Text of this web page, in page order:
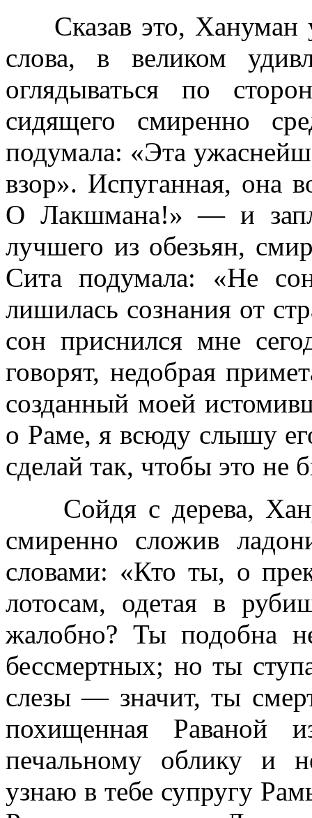
Сказав это, Хануман
слова, в великом
оглядываться по
сидящего смиренно
подумала: «Эта
взор». Испуганная, она
О Лакшмана!» — и
лучшего из обезьян,
Сита подумала: «Не
лишилась сознания от
сон приснился мне
говорят, недобрая
созданный моей
о Раме, я всюду слышу
сделай так, чтобы это не
Сойдя с дерева,
смиренно сложив
словами: «Кто ты, о
лотосам, одетая в
жалобно? Ты подобна
бессмертных; но ты
слезы — значит, ты
похищенная Раваной
печальному облику и
узнаю в тебе супругу